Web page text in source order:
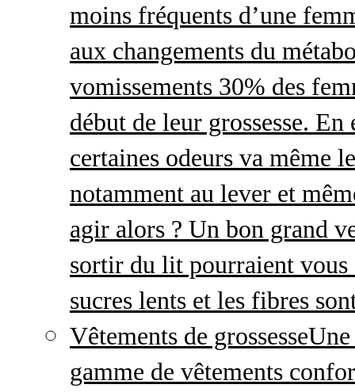
moins fréquents d’une
aux changements du
vomissements 30% des
début de leur grossesse.
certaines odeurs va même
notamment au lever et
agir alors ? Un bon grand
sortir du lit pourraient vous
sucres lents et les fibres
Vêtements de grossesseUne
gamme de vêtements